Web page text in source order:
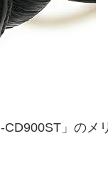
」のメ